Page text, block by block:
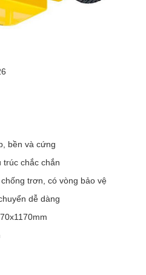
bền và cứng
trúc chắc chắn
trơn, có vòng bảo vệ
dễ dàng